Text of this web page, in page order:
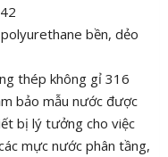
bền, dẻo
thép không gỉ 316
bảo mẫu nước được
bị lý tưởng cho việc
mực nước phân tầng,